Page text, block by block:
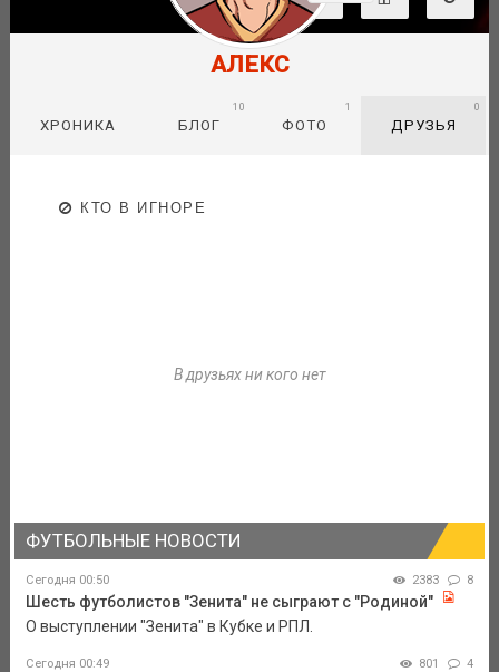
АЛЕКС
ХРОНИКА БЛОГ
10
ФОТО
1
ДРУЗЬЯ
0
КТО В ИГНОРЕ
В друзьях ни кого нет
ФУТБОЛЬНЫЕ НОВОСТИ
Сегодня 00:50 2383 8
Шесть футболистов "Зенита" не сыграют с "Родиной"
О выступлении "Зенита" в Кубке и РПЛ.
Сегодня 00:49 801 4